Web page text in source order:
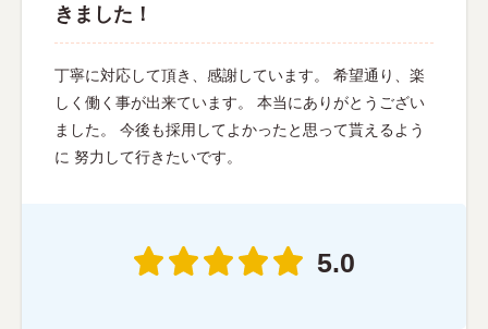
きました！
丁寧に対応して頂き、感謝しています。 希望通り、楽
しく働く事が出来ています。 本当にありがとうござい
ました。 今後も採用してよかったと思って貰えるよう
に 努力して行きたいです。
5.0